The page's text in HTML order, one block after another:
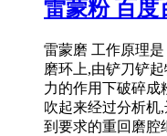
雷蒙粉 百度
雷蒙磨 工作原理
磨环上,由铲刀铲
力的作用下破碎成
吹起来经过分析机
到要求的重回磨腔